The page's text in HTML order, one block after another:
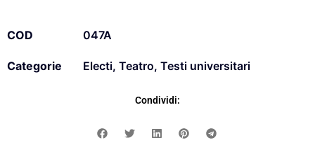
COD 047A
Categorie Electi, Teatro, Testi universitari
Condividi: